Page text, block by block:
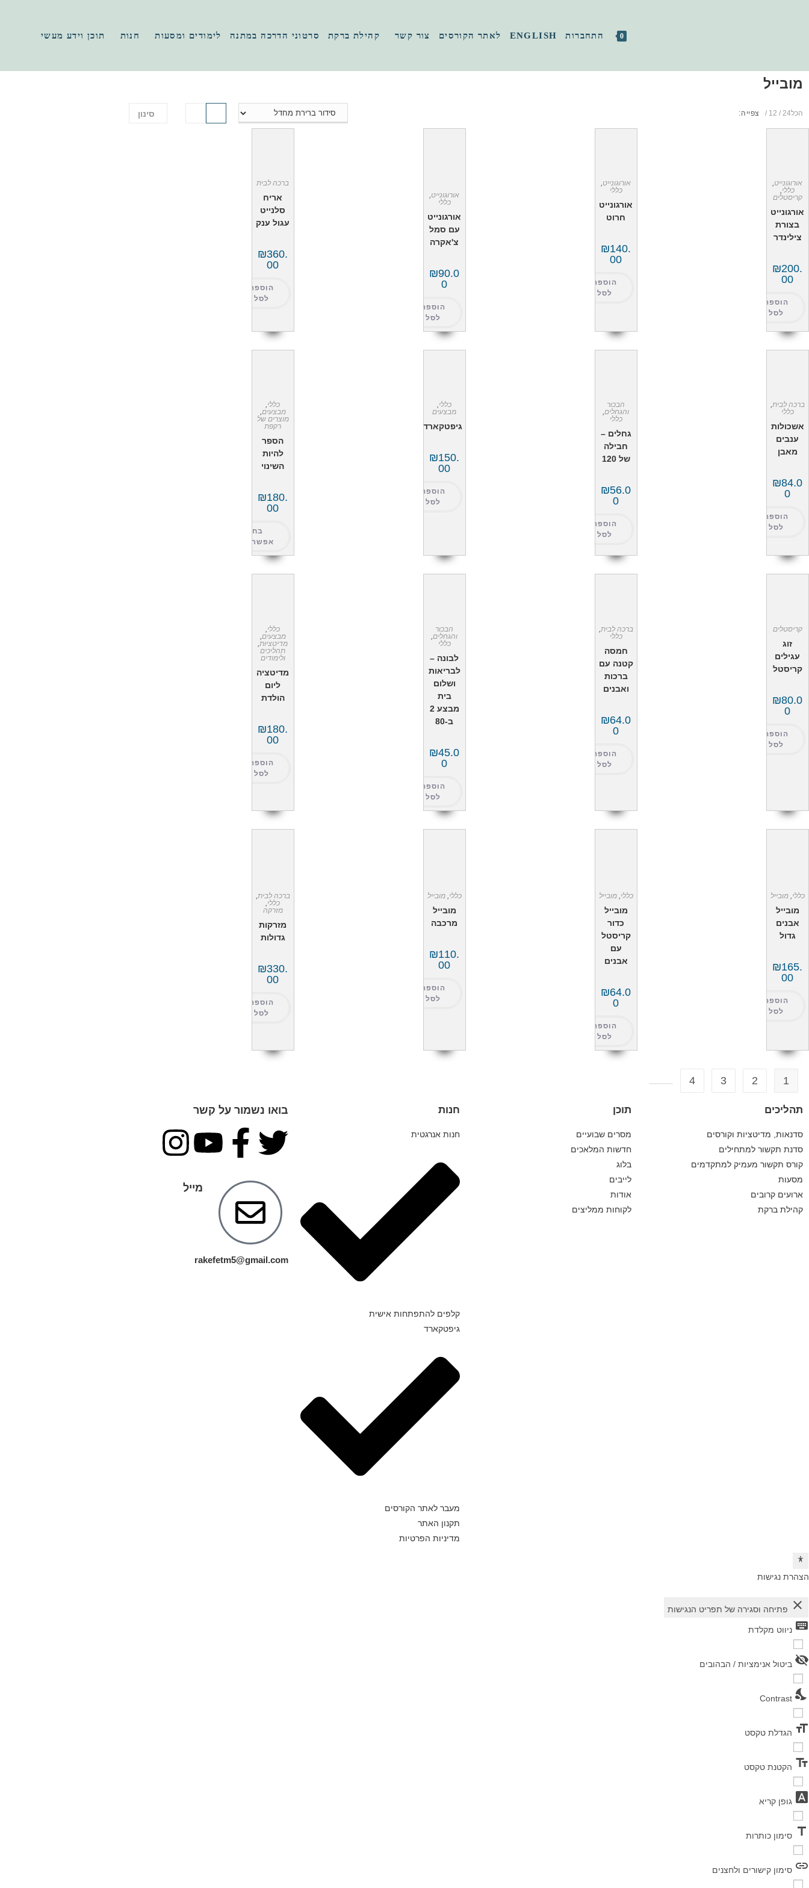
תוכן וידע מעשי חנות לימודים ומסעות סרטוני הדרכה במתנה קהילת ברקת צור קשר לאתר הקורסים ENGLISH התחברות 0
מובייל
סינון צפייה: 12 24הכל
אורוגונייט,
כללי,
קריסטלים
אורגונייט
בצורת
צילינדר
₪200.
00
הוספה
לסל
אורוגונייט,
כללי
אורגונייט
חרוט
₪140.
00
הוספה
לסל
אורוגונייט,
כללי
אורגונייט
עם סמל
צ'אקרה
₪90.0
0
הוספה
לסל
ברכה לבית
אריח
סלנייט
עגול ענק
₪360.
00
הוספה
לסל
ברכה לבית,
כללי
אשכולות
ענבים
מאבן
₪84.0
0
הוספה
לסל
הבכור
והגחלים,
כללי
גחלים –
חבילה
של 120
₪56.0
0
הוספה
לסל
כללי,
מבצעים
גיפטקארד
₪150.
00
הוספה
לסל
כללי,
מבצעים,
מוצרים של
רקפת
הספר
להיות
השינוי
₪180.
00
בחר
אפשרויות
קריסטלים
זוג
עגילים
קריסטל
₪80.0
0
הוספה
לסל
ברכה לבית
כללי
חמסה
קטנה עם
ברכות
ואבנים
₪64.0
0
הוספה
לסל
הבכור
והגחלים,
כללי
לבונה –
לבריאות
ושלום
בית
מבצע 2
ב-80
₪45.0
0
הוספה
לסל
כללי
מבצעים
מדיטציות
תהליכים
ולימודים
מדיטציה
ליום
הולדת
₪180.
00
הוספה
לסל
כללי ,מובייל
מובייל
אבנים
גדול
₪165.
00
הוספה
לסל
כללי ,מובייל
מובייל
כדור
קריסטל
עם
אבנים
₪64.0
0
הוספה
לסל
כללי ,מובייל
מובייל
מרכבה
₪110.
00
הוספה
לסל
ברכה לבית
כללי
מזרקה
מזרקות
גדולות
₪330.
00
הוספה
לסל
1
2
3
4
תהליכים
סדנאות, מדיטציות וקורסים
סדנת תקשור למתחילים
קורס תקשור מעמיק למתקדמים
מסעות
ארועים קרובים
קהילת ברקת
תוכן
מסרים שבועיים
חדשות המלאכים
בלוג
לייבים
אודות
לקוחות ממליצים
חנות
חנות אנרגטית
קלפים להתפתחות אישית
גיפטקארד
מעבר לאתר הקורסים
תקנון האתר
מדיניות הפרטיות
בואו נשמור על קשר
מייל
rakefetm5@gmail.com
הצהרת נגישות
close פתיחה וסגירה של תפריט הנגישות
keyboard ניווט מקלדת
visibility_off ביטול אנימציות / הבהובים
nights_stay
Contrast
format_size הגדלת טקסט
text_fields הקטנת טקסט
font_download גופן קריא
title סימון כותרות
link סימון קישורים ולחצנים